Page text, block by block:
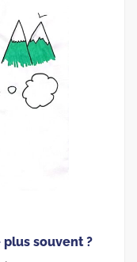
plus souvent ?